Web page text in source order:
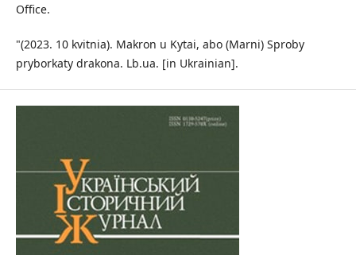
Office.
"(2023. 10 kvitnia). Makron u Kytai, abo (Marni) Sproby
pryborkaty drakona. Lb.ua. [in Ukrainian].